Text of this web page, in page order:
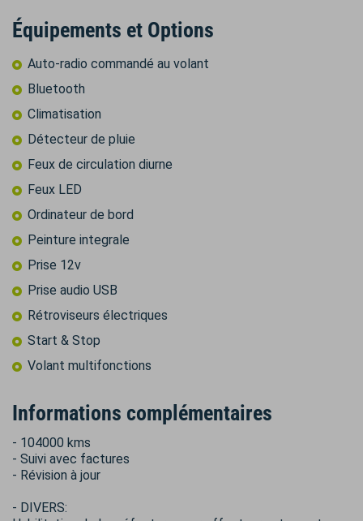
Équipements et Options
Auto-radio commandé au volant
Bluetooth
Climatisation
Détecteur de pluie
Feux de circulation diurne
Feux LED
Ordinateur de bord
Peinture integrale
Prise 12v
Prise audio USB
Rétroviseurs électriques
Start & Stop
Volant multifonctions
Informations complémentaires
- 104000 kms
- Suivi avec factures
- Révision à jour
- DIVERS: